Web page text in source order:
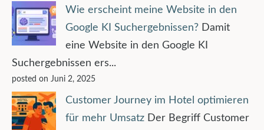
Wie erscheint meine Website in den
Google KI Suchergebnissen? Damit
eine Website in den Google KI
Suchergebnissen ers...
posted on Juni 2, 2025
Customer Journey im Hotel optimieren
für mehr Umsatz Der Begriff Customer